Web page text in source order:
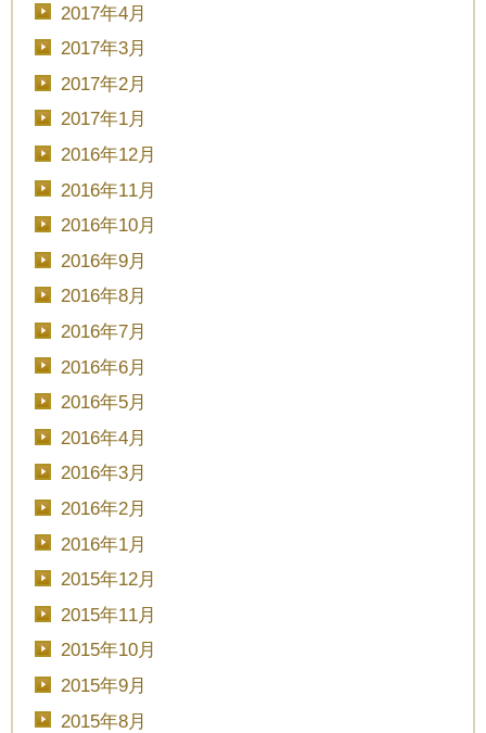
2017年4月
2017年3月
2017年2月
2017年1月
2016年12月
2016年11月
2016年10月
2016年9月
2016年8月
2016年7月
2016年6月
2016年5月
2016年4月
2016年3月
2016年2月
2016年1月
2015年12月
2015年11月
2015年10月
2015年9月
2015年8月